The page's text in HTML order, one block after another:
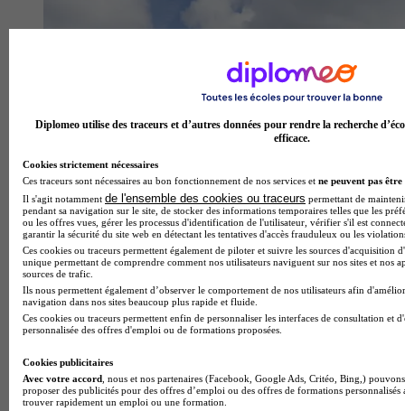
Diplomeo utilise des traceurs et d’autres données pour rendre la recherche
efficace.
Cookies strictement nécessaires
Ces traceurs sont nécessaires au bon fonctionnement de nos services et ne peuvent pas être
Il s'agit notamment de l'ensemble des cookies ou traceurs permettant de
pendant sa navigation sur le site, de stocker des informations temporaires telles que les
ou les offres vues, gérer les processus d'identification de l'utilisateur, vérifier s'il est
garantir la sécurité du site web en détectant les tentatives d'accès frauduleux ou les
Ces cookies ou traceurs permettent également de piloter et suivre les sources d'acquisition
unique permettant de comprendre comment nos utilisateurs naviguent sur nos sites et nos
sources de trafic.
Ils nous permettent également d’observer le comportement de nos utilisateurs afin
navigation dans nos sites beaucoup plus rapide et fluide.
Ces cookies ou traceurs permettent enfin de personnaliser les interfaces de consultation et
personnalisée des offres d'emploi ou de formations proposées.
Cookies publicitaires
Avec votre accord , nous et nos partenaires (Facebook, Google Ads, Critéo, Bing,)
proposer des publicités pour des offres d’emploi ou des offres de formations
trouver rapidement un emploi ou une formation.